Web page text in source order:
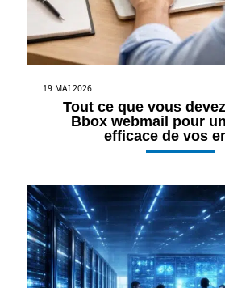
19 MAI 2026
Tout ce que vous
Bbox webmail pour
efficace de vos